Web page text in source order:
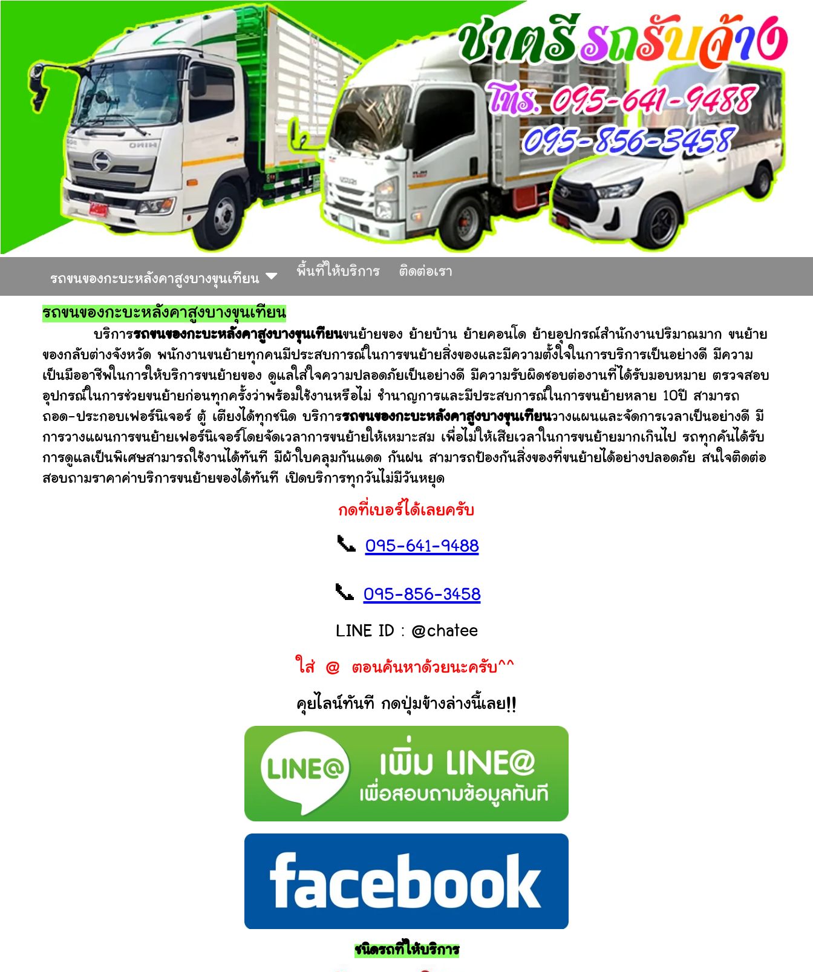
รถขนของกะบะหลังคาสูงบางขุนเทียน
พื้นที่ให้บริการ ติดต่อเรา
รถขนของกะบะหลังคาสูงบางขุนเทียน
บริการรถขนของกะบะหลังคาสูงบางขุนเทียนขนย้ายของ ย้ายบ้าน ย้ายคอนโด ย้ายอุปกรณ์สำนักงานปริมาณมาก ขนย้าย
ของกลับต่างจังหวัด พนักงานขนย้ายทุกคนมีประสบการณ์ในการขนย้ายสิ่งของและมีความตั้งใจในการบริการเป็นอย่างดี มีความ
เป็นมืออาชีพในการให้บริการขนย้ายของ ดูแลใส่ใจความปลอดภัยเป็นอย่างดี มีความรับผิดชอบต่องานที่ได้รับมอบหมาย ตรวจสอบ
อุปกรณ์ในการช่วยขนย้ายก่อนทุกครั้งว่าพร้อมใช้งานหรือไม่ ชำนาญการและมีประสบการณ์ในการขนย้ายหลาย 10ปี สามารถ
ถอด-ประกอบเฟอร์นิเจอร์ ตู้ เตียงได้ทุกชนิด บริการรถขนของกะบะหลังคาสูงบางขุนเทียนวางแผนและจัดการเวลาเป็นอย่างดี มี
การวางแผนการขนย้ายเฟอร์นิเจอร์โดยจัดเวลาการขนย้ายให้เหมาะสม เพื่อไม่ให้เสียเวลาในการขนย้ายมากเกินไป รถทุกคันได้รับ
การดูแลเป็นพิเศษสามารถใช้งานได้ทันที มีผ้าใบคลุมกันแดด กันฝน สามารถป้องกันสิ่งของที่ขนย้ายได้อย่างปลอดภัย สนใจติดต่อ
สอบถามราคาค่าบริการขนย้ายของได้ทันที เปิดบริการทุกวันไม่มีวันหยุด
กดที่เบอร์ได้เลยครับ
📞 095-641-9488
📞 095-856-3458
LINE ID : @chatee
ใส่ @ ตอนค้นหาด้วยนะครับ^^
คุยไลน์ทันที กดปุ่มข้างล่างนี้เลย!!
ชนิดรถที่ให้บริการ